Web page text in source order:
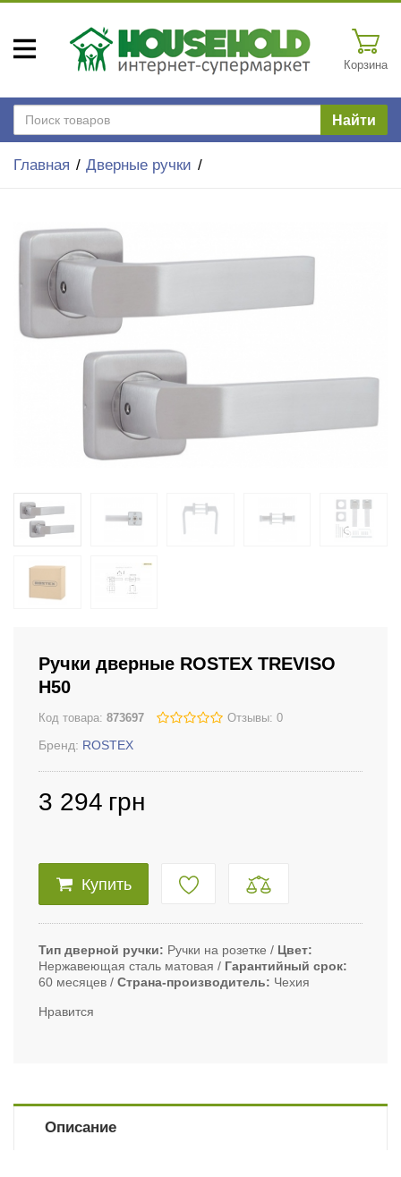
Корзина
Найти
Главная Дверные ручки
Ручки дверные ROSTEX TREVISO
H50
Код товара: 873697 Отзывы: 0
Бренд: ROSTEX
3 294 грн
Купить
Тип дверной ручки Ручки на розетке
Цвет
Нержавеющая сталь матовая
Гарантийный срок
60 месяцев
Страна-производитель Чехия
Нравится
Описание